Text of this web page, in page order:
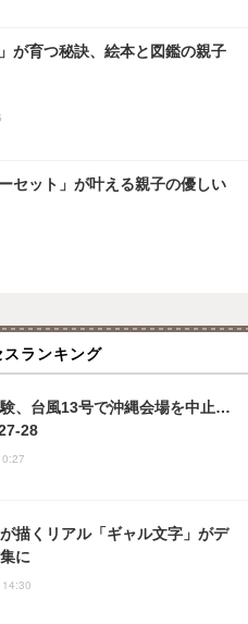
が育つ秘訣、絵本と図鑑の親子
セット」が叶える親子の優しい
スランキング
、台風13号で沖縄会場を中止…
28
描くリアル「ギャル文字」がデ
に